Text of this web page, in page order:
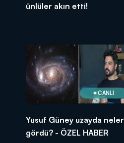
ünlüler akın etti!
CANLI
Yusuf Güney uzayda neler
gördü? - ÖZEL HABER